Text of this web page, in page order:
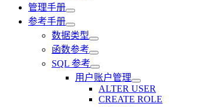
管理手册
参考手册
数据类型
函数参考
SQL 参考
用户账户管理
ALTER USER
CREATE ROLE